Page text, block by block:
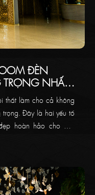
ĐÈN
NHẤT
thất làm cho cả không
trọng. Đây là hai yếu tố
hoàn hảo cho một